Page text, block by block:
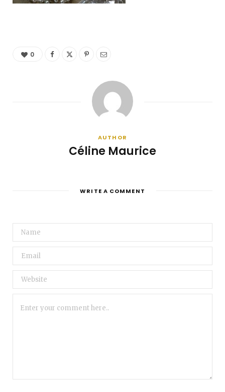
0
AUTHOR
Céline Maurice
WRITE A COMMENT